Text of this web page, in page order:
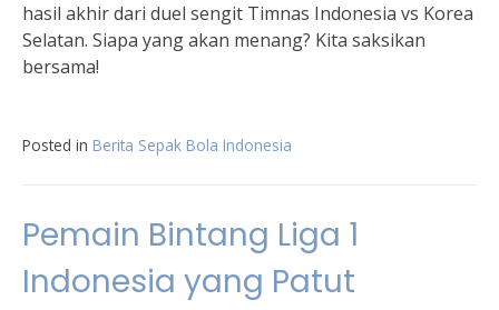
hasil akhir dari duel sengit Timnas Indonesia vs Korea
Selatan. Siapa yang akan menang? Kita saksikan
bersama!
Posted in Berita Sepak Bola Indonesia
Pemain Bintang Liga 1
Indonesia yang Patut